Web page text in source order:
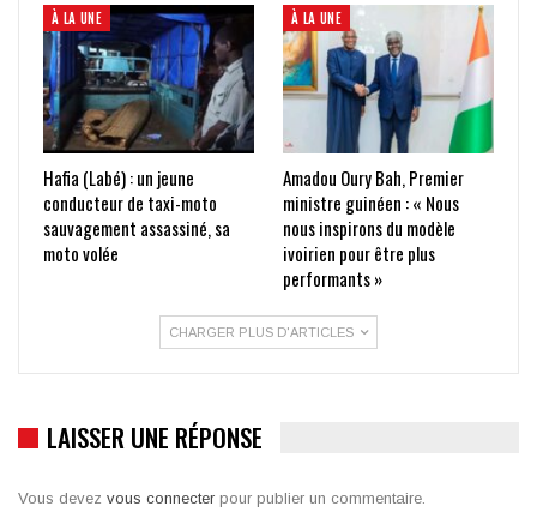
À LA UNE
Hafia (Labé) : un jeune
conducteur de taxi-moto
sauvagement assassiné, sa
moto volée
À LA UNE
Amadou Oury Bah, Premier
ministre guinéen : « Nous
nous inspirons du modèle
ivoirien pour être plus
performants »
CHARGER PLUS D'ARTICLES
LAISSER UNE RÉPONSE
Vous devez vous connecter pour publier un commentaire.